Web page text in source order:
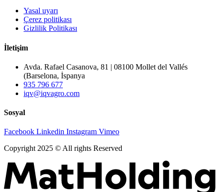
Yasal uyarı
Çerez politikası
Gizlilik Politikası
İletişim
Avda. Rafael Casanova, 81 | 08100 Mollet del Vallés
(Barselona, İspanya
935 796 677
iqv@iqvagro.com
Sosyal
Facebook Linkedin Instagram Vimeo
Copyright 2025 © All rights Reserved